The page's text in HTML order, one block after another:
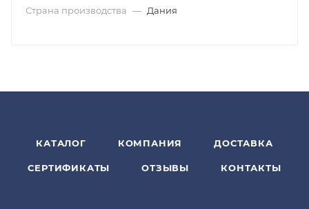
Страна производства — Дания
КАТАЛОГ КОМПАНИЯ ДОСТАВКА
СЕРТИФИКАТЫ ОТЗЫВЫ КОНТАКТЫ